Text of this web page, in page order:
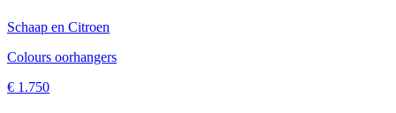
Schaap en Citroen
Colours oorhangers
€ 1.750